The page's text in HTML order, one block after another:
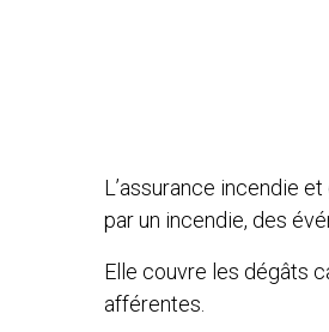
L’assurance incendie
par un incendie, des
Elle couvre les dégâts
afférentes.